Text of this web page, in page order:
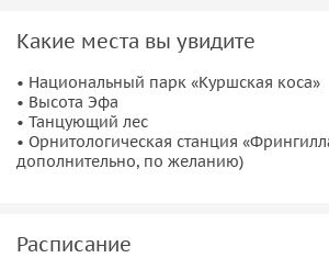
Какие места вы увидите
• Национальный парк «Куршская коса»
• Высота Эфа
• Танцующий лес
• Орнитологическая станция
дополнительно, по желанию)
Расписание